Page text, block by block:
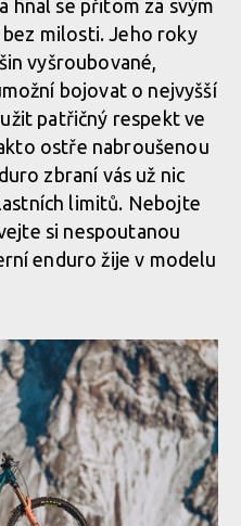
hnal se přitom za svým
milosti. Jeho roky
vyšroubované,
bojovat o nejvyšší
patřičný respekt ve
ostře nabroušenou
zbraní vás už nic
limitů. Nebojte
si nespoutanou
enduro žije v modelu